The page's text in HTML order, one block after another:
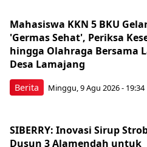
Berita
Mahasiswa KKN 5 BKU
'Germas Sehat', Periksa
hingga Olahraga Bersama
Desa Lamajang
Minggu, 9 Agu 2026 - 19:34
SIBERRY: Inovasi Sirup
Dusun 3 Alamendah untuk